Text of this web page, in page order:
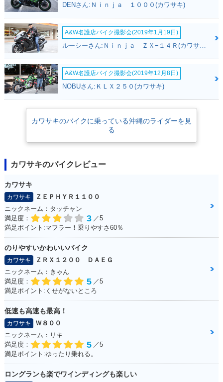
DENさん:Ｎｉｎｊａ １０００(カワサキ)
A&W名護店バイク撮影会(2019年1月19日)
A&W名護店バイク撮影会(2019年12月8日)
NOBUさん:ＫＬＸ２５０(カワサキ)
カワサキのバイクに乗っている沖縄のライダーを見
る
カワサキのバイクレビュー
カワサキ
カワサキ
ＺＥＰＨＹＲ１１００
ニックネーム：タッチャン
満足度：
3 ／5
満足ポイント:マフラー！乗りやすさ60％
のりやすいかわいいバイク
カワサキ
ＺＲＸ１２００ ＤＡＥＧ
ニックネーム：きゃん
満足度：
5 ／5
満足ポイント:くせがないところ
低速も高速も最高！
カワサキ
Ｗ８００
ニックネーム：リキ
満足度：
5 ／5
満足ポイント:ゆったり乗れる。
ロングランも楽でワインディングも楽しい